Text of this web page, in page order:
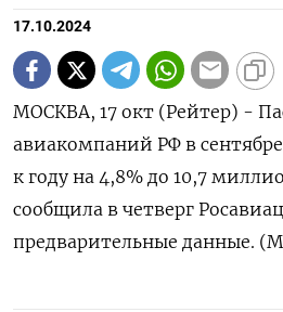
17.10.2024
МОСКВА, 17 окт (Рейтер) -
авиакомпаний РФ в
к году на 4,8% до 10,7
сообщила в четверг
предварительные данные.